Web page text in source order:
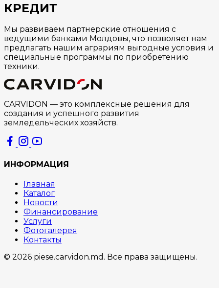
КРЕДИТ
Мы развиваем партнерские отношения с
ведущими банками Молдовы, что позволяет нам
предлагать нашим аграриям выгодные условия и
специальные программы по приобретению
техники.
CARVIDON — это комплексные решения для
создания и успешного развития
земледельческих хозяйств.
ИНФОРМАЦИЯ
Главная
Каталог
Новости
Финансирование
Услуги
Фотогалерея
Контакты
© 2026 piese.carvidon.md. Все права защищены.